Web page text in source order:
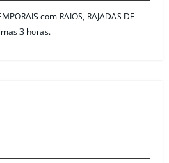
com RAIOS, RAJADAS DE
3 horas.